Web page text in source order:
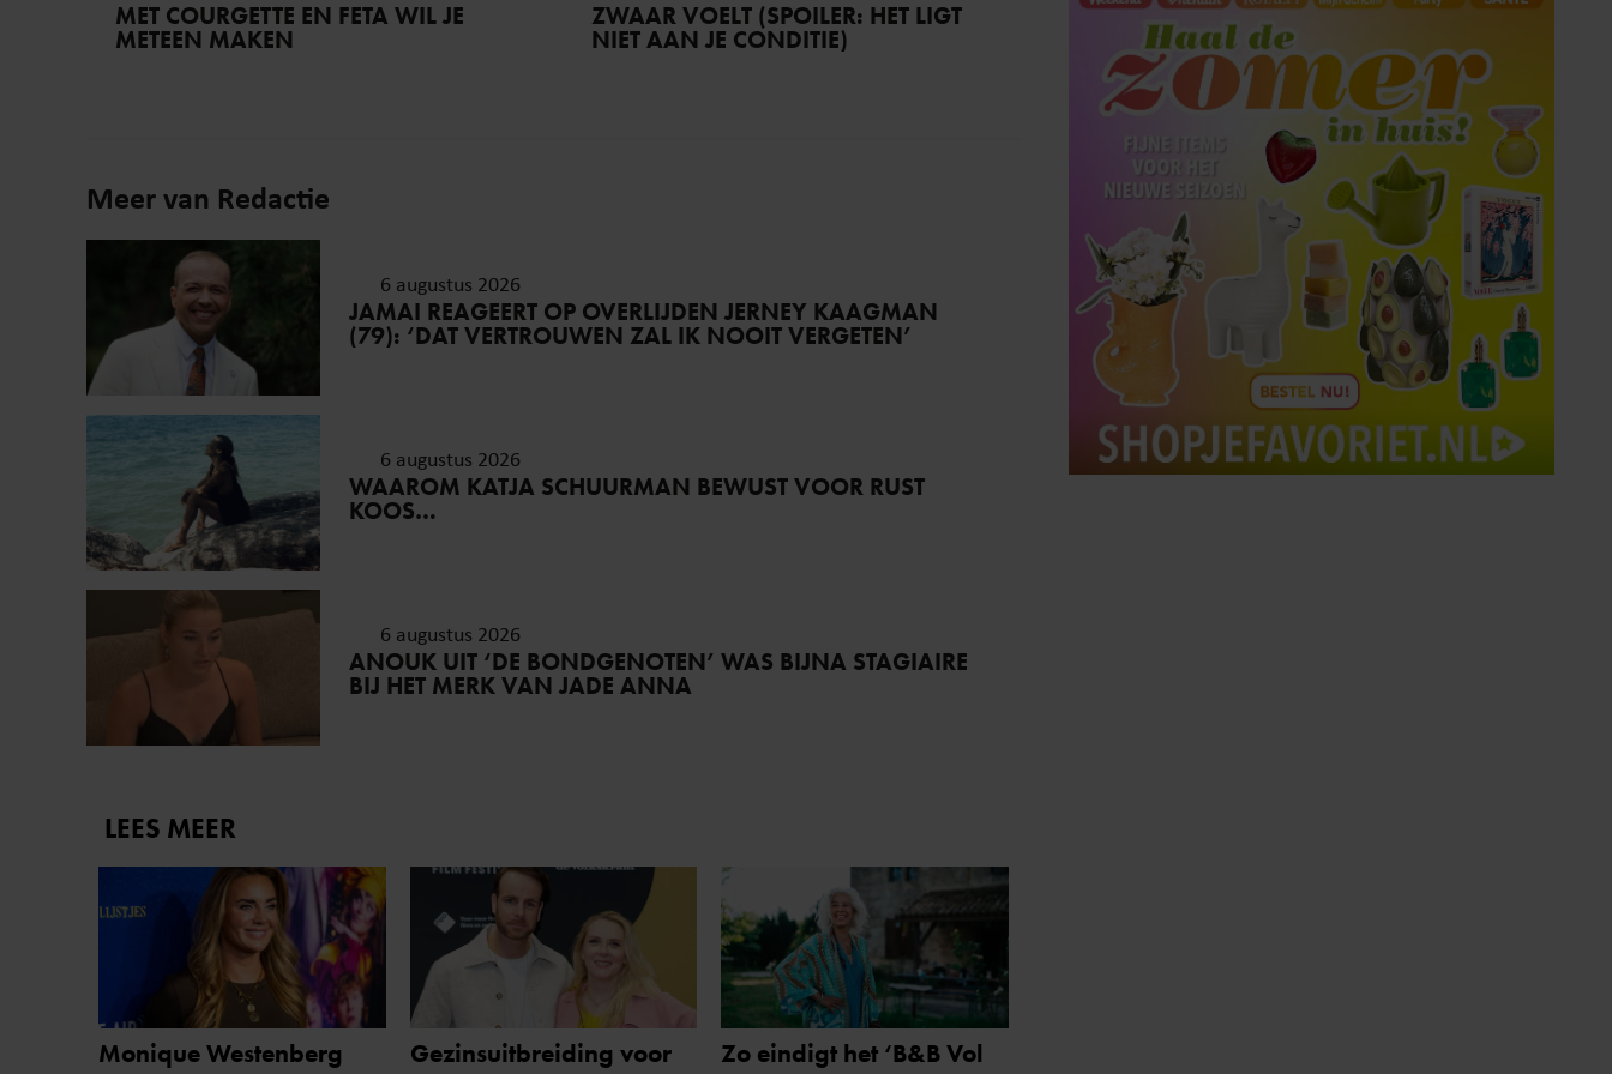
MET COURGETTE EN FETA WIL JE
METEEN MAKEN
ZWAAR VOELT (SPOILER: HET LIGT
NIET AAN JE CONDITIE)
Meer van Redactie
6 augustus 2026
JAMAI REAGEERT OP OVERLIJDEN JERNEY KAAGMAN
(79): ‘DAT VERTROUWEN ZAL IK NOOIT VERGETEN’
6 augustus 2026
WAAROM KATJA SCHUURMAN BEWUST VOOR RUST
KOOS…
6 augustus 2026
ANOUK UIT ‘DE BONDGENOTEN’ WAS BIJNA STAGIAIRE
BIJ HET MERK VAN JADE ANNA